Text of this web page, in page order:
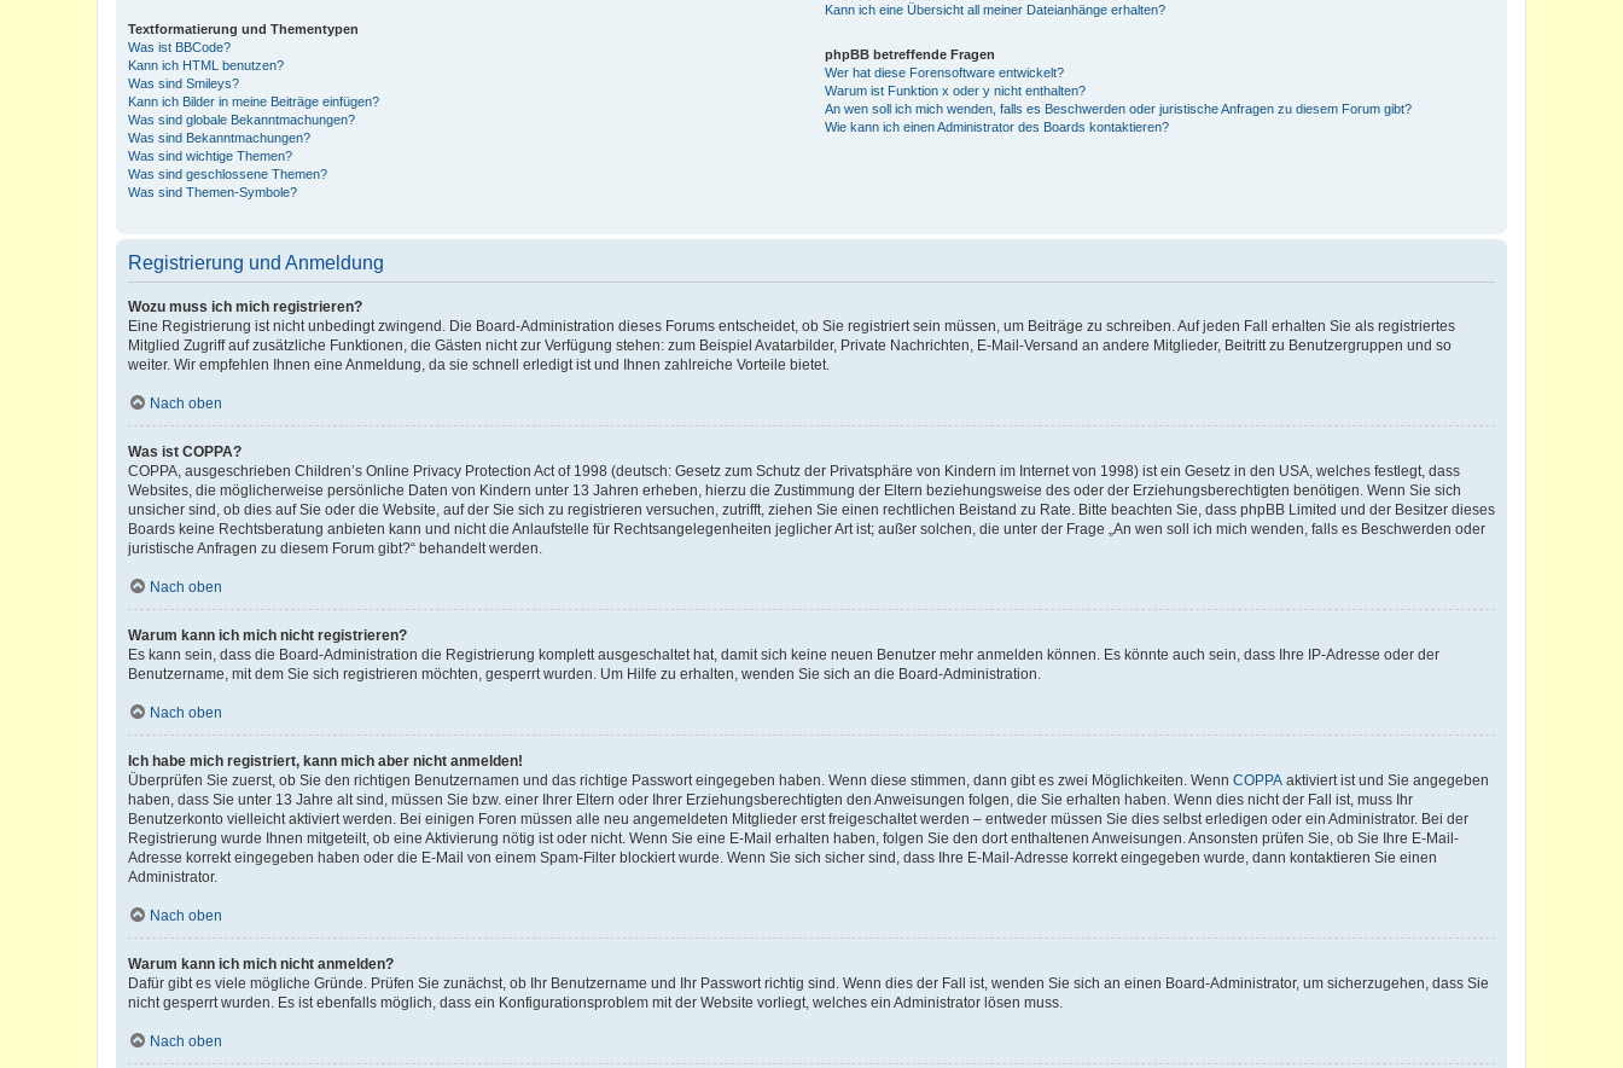
Textformatierung und Thementypen
Was ist BBCode?
Kann ich HTML benutzen?
Was sind Smileys?
Kann ich Bilder in meine Beiträge einfügen?
Was sind globale Bekanntmachungen?
Was sind Bekanntmachungen?
Was sind wichtige Themen?
Was sind geschlossene Themen?
Was sind Themen-Symbole?
Kann ich eine Übersicht all meiner Dateianhänge erhalten?
phpBB betreffende Fragen
Wer hat diese Forensoftware entwickelt?
Warum ist Funktion x oder y nicht enthalten?
An wen soll ich mich wenden, falls es Beschwerden oder juristische Anfragen zu diesem Forum gibt?
Wie kann ich einen Administrator des Boards kontaktieren?
Registrierung und Anmeldung
Wozu muss ich mich registrieren?
Eine Registrierung ist nicht unbedingt zwingend. Die Board-Administration dieses Forums entscheidet, ob Sie registriert sein müssen, um Beiträge zu schreiben. Auf jeden Fall erhalten Sie als registriertes
Mitglied Zugriff auf zusätzliche Funktionen, die Gästen nicht zur Verfügung stehen: zum Beispiel Avatarbilder, Private Nachrichten, E-Mail-Versand an andere Mitglieder, Beitritt zu Benutzergruppen und so
weiter. Wir empfehlen Ihnen eine Anmeldung, da sie schnell erledigt ist und Ihnen zahlreiche Vorteile bietet.
Nach oben
Was ist COPPA?
COPPA, ausgeschrieben Children’s Online Privacy Protection Act of 1998 (deutsch: Gesetz zum Schutz der Privatsphäre von Kindern im Internet von 1998) ist ein Gesetz in den USA, welches festlegt, dass
Websites, die möglicherweise persönliche Daten von Kindern unter 13 Jahren erheben, hierzu die Zustimmung der Eltern beziehungsweise des oder der Erziehungsberechtigten benötigen. Wenn Sie sich
unsicher sind, ob dies auf Sie oder die Website, auf der Sie sich zu registrieren versuchen, zutrifft, ziehen Sie einen rechtlichen Beistand zu Rate. Bitte beachten Sie, dass phpBB Limited und der Besitzer dieses
Boards keine Rechtsberatung anbieten kann und nicht die Anlaufstelle für Rechtsangelegenheiten jeglicher Art ist; außer solchen, die unter der Frage „An wen soll ich mich wenden, falls es Beschwerden oder
juristische Anfragen zu diesem Forum gibt?“ behandelt werden.
Nach oben
Warum kann ich mich nicht registrieren?
Es kann sein, dass die Board-Administration die Registrierung komplett ausgeschaltet hat, damit sich keine neuen Benutzer mehr anmelden können. Es könnte auch sein, dass Ihre IP-Adresse oder der
Benutzername, mit dem Sie sich registrieren möchten, gesperrt wurden. Um Hilfe zu erhalten, wenden Sie sich an die Board-Administration.
Nach oben
Ich habe mich registriert, kann mich aber nicht anmelden!
Überprüfen Sie zuerst, ob Sie den richtigen Benutzernamen und das richtige Passwort eingegeben haben. Wenn diese stimmen, dann gibt es zwei Möglichkeiten. Wenn COPPA aktiviert ist und Sie angegeben
haben, dass Sie unter 13 Jahre alt sind, müssen Sie bzw. einer Ihrer Eltern oder Ihrer Erziehungsberechtigten den Anweisungen folgen, die Sie erhalten haben. Wenn dies nicht der Fall ist, muss Ihr
Benutzerkonto vielleicht aktiviert werden. Bei einigen Foren müssen alle neu angemeldeten Mitglieder erst freigeschaltet werden – entweder müssen Sie dies selbst erledigen oder ein Administrator. Bei der
Registrierung wurde Ihnen mitgeteilt, ob eine Aktivierung nötig ist oder nicht. Wenn Sie eine E-Mail erhalten haben, folgen Sie den dort enthaltenen Anweisungen. Ansonsten prüfen Sie, ob Sie Ihre E-Mail-
Adresse korrekt eingegeben haben oder die E-Mail von einem Spam-Filter blockiert wurde. Wenn Sie sich sicher sind, dass Ihre E-Mail-Adresse korrekt eingegeben wurde, dann kontaktieren Sie einen
Administrator.
Nach oben
Warum kann ich mich nicht anmelden?
Dafür gibt es viele mögliche Gründe. Prüfen Sie zunächst, ob Ihr Benutzername und Ihr Passwort richtig sind. Wenn dies der Fall ist, wenden Sie sich an einen Board-Administrator, um sicherzugehen, dass Sie
nicht gesperrt wurden. Es ist ebenfalls möglich, dass ein Konfigurationsproblem mit der Website vorliegt, welches ein Administrator lösen muss.
Nach oben